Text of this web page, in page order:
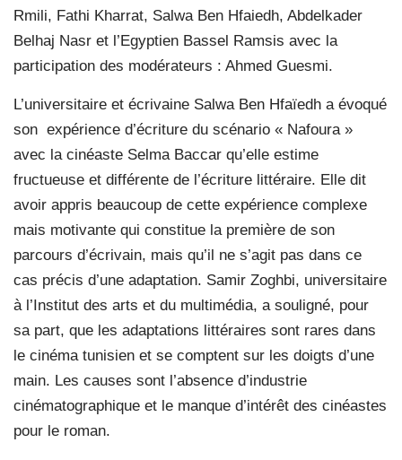
Rmili, Fathi Kharrat, Salwa Ben Hfaiedh, Abdelkader
Belhaj Nasr et l’Egyptien Bassel Ramsis avec la
participation des modérateurs : Ahmed Guesmi.
L’universitaire et écrivaine Salwa Ben Hfaïedh a évoqué
son expérience d’écriture du scénario « Nafoura »
avec la cinéaste Selma Baccar qu’elle estime
fructueuse et différente de l’écriture littéraire. Elle dit
avoir appris beaucoup de cette expérience complexe
mais motivante qui constitue la première de son
parcours d’écrivain, mais qu’il ne s’agit pas dans ce
cas précis d’une adaptation. Samir Zoghbi, universitaire
à l’Institut des arts et du multimédia, a souligné, pour
sa part, que les adaptations littéraires sont rares dans
le cinéma tunisien et se comptent sur les doigts d’une
main. Les causes sont l’absence d’industrie
cinématographique et le manque d’intérêt des cinéastes
pour le roman.